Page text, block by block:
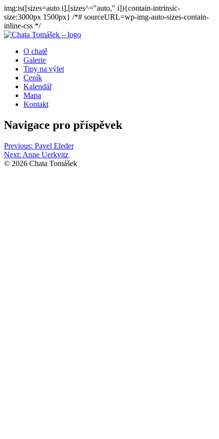
img:is([sizes=auto i],[sizes^="auto," i]){contain-intrinsic-
size:3000px 1500px} /*# sourceURL=wp-img-auto-sizes-contain-
inline-css */
O chatě
Galerie
Tipy na výlet
Ceník
Kalendář
Mapa
Kontakt
Navigace pro příspěvek
Previous: Pavel Eleder
Next: Anne Uerkvitz
© 2026 Chata Tomášek